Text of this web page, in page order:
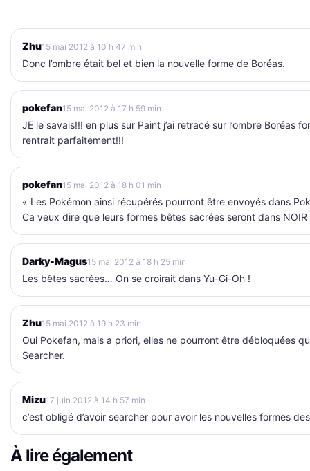
Zhu15 mai 2012 à 10 h 47 min
Donc l’ombre était bel et bien la nouvelle forme de Boréas.
pokefan15 mai 2012 à 17 h 59 min
JE le savais!!! en plus sur Paint j’ai retracé sur l’ombre Boréas
rentrait parfaitement!!!
pokefan15 mai 2012 à 18 h 01 min
« Les Pokémon ainsi récupérés pourront être envoyés dans
Ca veux dire que leurs formes bêtes sacrées seront dans NOIR
Darky-Magus15 mai 2012 à 18 h 25 min
Les bêtes sacrées… On se croirait dans Yu-Gi-Oh !
Zhu15 mai 2012 à 19 h 23 min
Oui Pokefan, mais a priori, elles ne pourront être débloquées
Searcher.
Mizu17 juin 2012 à 14 h 57 min
c’est obligé d’avoir searcher pour avoir les nouvelles formes
À lire également